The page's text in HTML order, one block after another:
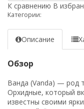
К сравнению В
Категории:
Описание
Обзор
Ванда (Vanda) — род
Орхидные, который
известны своими